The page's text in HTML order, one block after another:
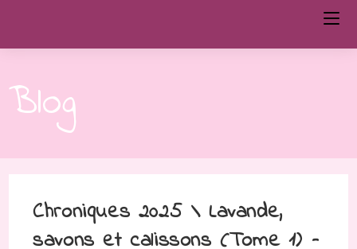
Blog
Chroniques 2025 \ Lavande,
savons et calissons (Tome 1) –